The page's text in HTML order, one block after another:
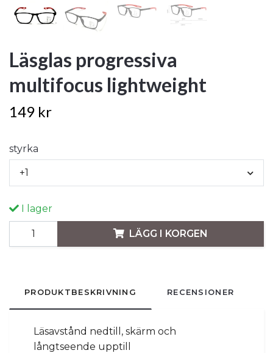
Läsglas progressiva
multifocus lightweight
149 kr
styrka
+1
I lager
LÄGG I KORGEN
PRODUKTBESKRIVNING RECENSIONER
Läsavstånd nedtill, skärm och
långtseende upptill